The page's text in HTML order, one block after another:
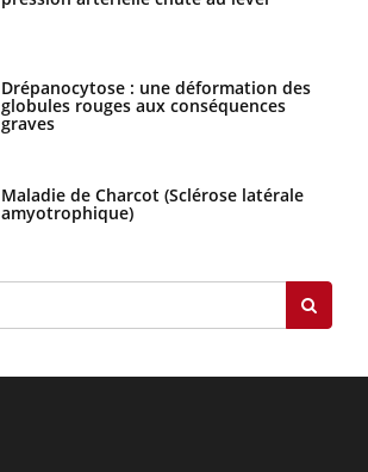
Drépanocytose : une déformation des
globules rouges aux conséquences
graves
Maladie de Charcot (Sclérose latérale
amyotrophique)